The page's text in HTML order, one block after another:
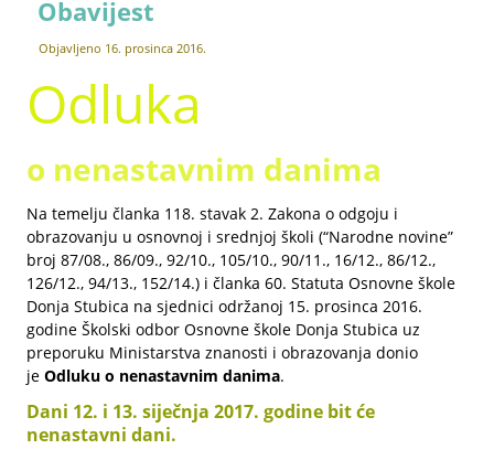
Obavijest
Objavljeno 16. prosinca 2016.
Odluka
o nenastavnim danima
Na temelju članka 118. stavak 2. Zakona o odgoju i
obrazovanju u osnovnoj i srednjoj školi (“Narodne novine”
broj 87/08., 86/09., 92/10., 105/10., 90/11., 16/12., 86/12.,
126/12., 94/13., 152/14.) i članka 60. Statuta Osnovne škole
Donja Stubica na sjednici održanoj 15. prosinca 2016.
godine Školski odbor Osnovne škole Donja Stubica uz
preporuku Ministarstva znanosti i obrazovanja donio
jeOdluku o nenastavnim danima.
Dani 12. i 13. siječnja 2017. godine bit će
nenastavni dani.